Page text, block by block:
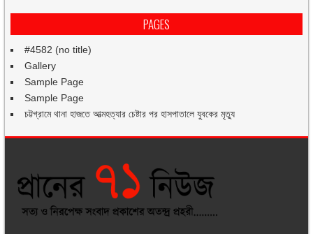
PAGES
#4582 (no title)
Gallery
Sample Page
Sample Page
চট্টগ্রামে থানা হাজতে আত্মহত্যার চেষ্টার পর হাসপাতালে যুবকের মৃত্যু